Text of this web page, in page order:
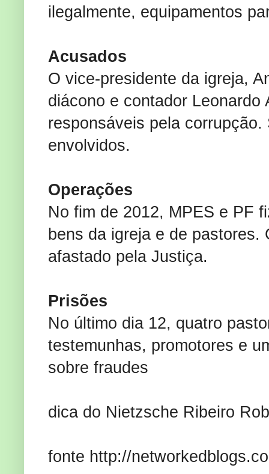
ilegalmente, equipamentos
Acusados
O vice-presidente da igreja,
diácono e contador
responsáveis pela
envolvidos.
Operações
No fim de 2012, MPES e PF
bens da igreja e de
afastado pela Justiça.
Prisões
No último dia 12, quatro
testemunhas, promotores e
sobre fraudes
dica do Nietzsche Ribeiro
fonte http://